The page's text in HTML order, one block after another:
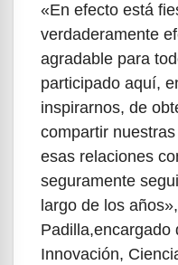
«En efecto está
verdaderamente
agradable para
participado aquí,
inspirarnos, de
compartir
esas relaciones
seguramente
largo de los
Padilla,encargado
Innovación,